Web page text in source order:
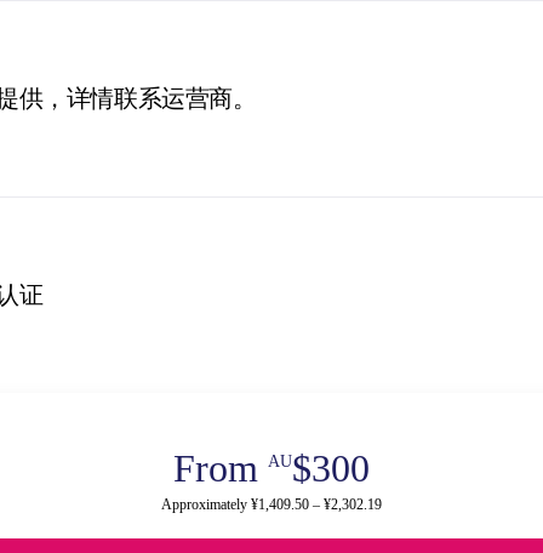
供，详情联系运营商。
证
From AU$300
Approximately ¥1,409.50 – ¥2,302.19